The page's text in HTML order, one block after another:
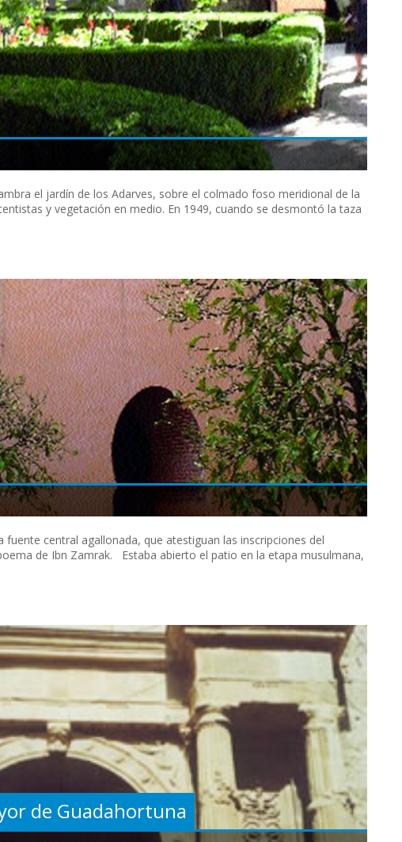
el jardín de los Adarves, sobre el colmado foso meridional de la
y vegetación en medio. En 1949, cuando se desmontó la taza
central agallonada, que atestiguan las inscripciones del
de Ibn Zamrak. Estaba abierto el patio en la etapa musulmana,
de Guadahortuna